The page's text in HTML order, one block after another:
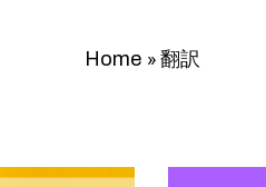
Home » 翻訳